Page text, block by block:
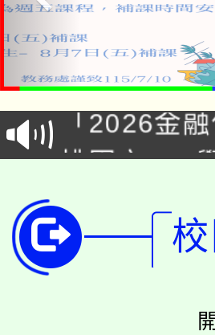
公告本校
代理(課)教
「2026金
車」活動
桃園市115
代理(課)教
公告本校
代理(課)教
轉知中國文
《TA101
轉知苗栗